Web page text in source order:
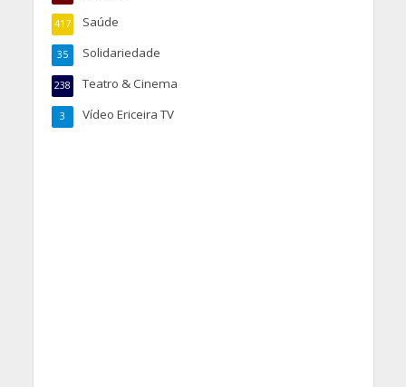
Saúde
417
Solidariedade
35
Teatro & Cinema
238
Vídeo Ericeira TV
3